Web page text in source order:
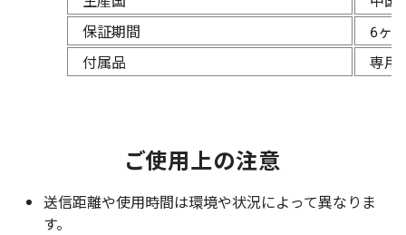
保証期間
6ヶ
付属品
専用
ご使用上の注意
送信距離や使用時間は環境や状況によって異なりま
す。